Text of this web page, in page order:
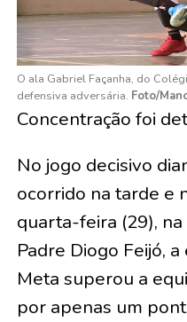
O ala Gabriel Façanha, do
defensiva adversária. Foto/
Concentração foi
No jogo decisivo
ocorrido na tarde e
quarta-feira (29),
Padre Diogo Feijó,
Meta superou a
por apenas um